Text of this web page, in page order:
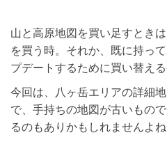
山と高原地図を買い足すとき
を買う時。それか、既に持っ
プデートするために買い替え
今回は、八ヶ岳エリアの詳細
で、手持ちの地図が古いもの
るのもありかもしれませんよね